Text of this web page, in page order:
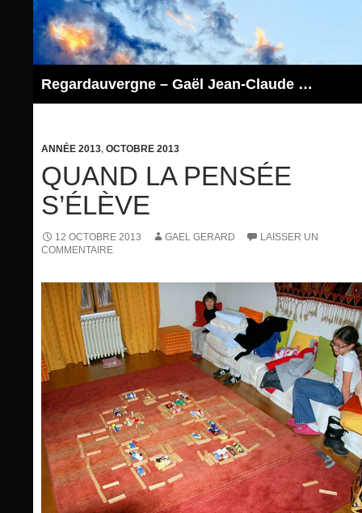
contenu
Regardauvergne – Gaël Jean-Claude GERARD
ANNÉE 2013, OCTOBRE 2013
QUAND LA PENSÉE
S’ÉLÈVE
12 OCTOBRE 2013 GAEL GERARD
LAISSER UN
COMMENTAIRE